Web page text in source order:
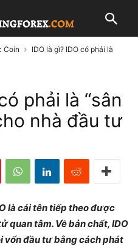
Coin
IDO là gì? IDO có phải là
phải là “sân
nhà đầu tư
là cái tên tiếp theo được
quan tâm. Về bản chất, IDO
vốn đầu tư bằng cách phát